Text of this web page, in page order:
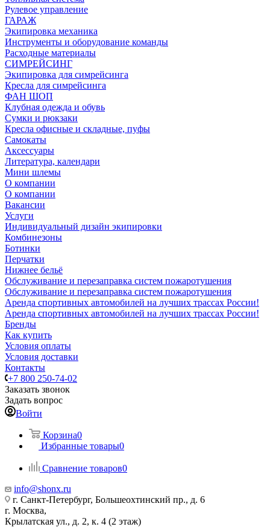
Рулевое управление
ГАРАЖ
Экипировка механика
Инструменты и оборудование команды
Расходные материалы
СИМРЕЙСИНГ
Экипировка для симрейсинга
Кресла для симрейсинга
ФАН ШОП
Клубная одежда и обувь
Сумки и рюкзаки
Кресла офисные и складные, пуфы
Самокаты
Аксессуары
Литература, календари
Мини шлемы
О компании
О компании
Вакансии
Услуги
Индивидуальный дизайн экипировки
Комбинезоны
Ботинки
Перчатки
Нижнее бельё
Обслуживание и перезаправка систем пожаротушения
Обслуживание и перезаправка систем пожаротушения
Аренда спортивных автомобилей на лучших трассах России!
Аренда спортивных автомобилей на лучших трассах России!
Бренды
Как купить
Условия оплаты
Условия доставки
Контакты
+7 800 250-74-02
Заказать звонок
Задать вопрос
Войти
Корзина0
Избранные товары0
Сравнение товаров0
info@shonx.ru
г. Санкт-Петербург, Большеохтинский пр., д. 6
г. Москва,
Крылатская ул., д. 2, к. 4 (2 этаж)